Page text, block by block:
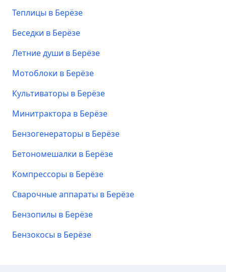
Теплицы в Берёзе
Беседки в Берёзе
Летние души в Берёзе
Мотоблоки в Берёзе
Культиваторы в Берёзе
Минитрактора в Берёзе
Бензогенераторы в Берёзе
Бетономешалки в Берёзе
Компрессоры в Берёзе
Сварочные аппараты в Берёзе
Бензопилы в Берёзе
Бензокосы в Берёзе